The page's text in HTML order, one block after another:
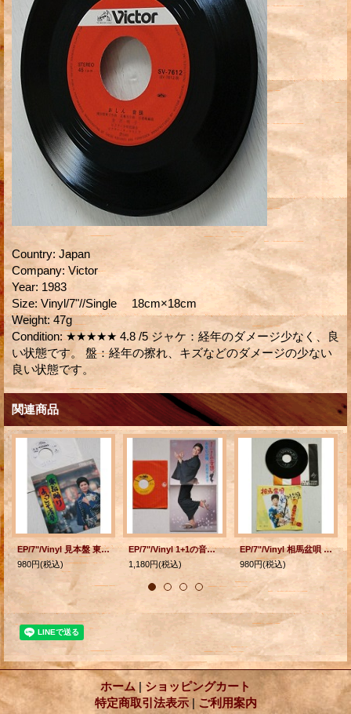
Country: Japan
Company: Victor
Year: 1983
Size: Vinyl/7"//Single 18cm×18cm
Weight: 47g
Condition: ★★★★★ 4.8 /5 ジャケ：経年のダメージ少なく、良
い状態です。 盤：経年の擦れ、キズなどのダメージの少ない
良い状態です。
関連商品
EP/7"/Vinyl 見本盤 東京踊り ようこそ浅草 十和田みどり Toshiba
980円(税込)
EP/7"/Vinyl 1+1の音頭 A・B・C小唄 水前寺清子 (1970) CROWN
1,180円(税込)
EP/7"/Vinyl 相馬盆唄 真室川音頭 林恵子 (1963) VICTOR
980円(税込)
ホーム | ショッピングカート
特定商取引法表示 | ご利用案内